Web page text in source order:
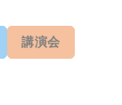
講演会